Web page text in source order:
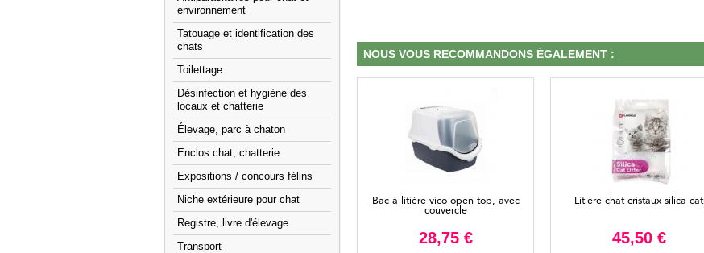
environnement
Tatouage et identification des
chats
Toilettage
Désinfection et hygiène des
locaux et chatterie
Élevage, parc à chaton
Enclos chat, chatterie
Expositions / concours félins
Niche extérieure pour chat
Registre, livre d'élevage
Transport
NOUS VOUS RECOMMANDONS ÉGALEMENT :
Bac à litière vico open top, avec
couvercle
28,75 €
Litière chat cristaux silica cat
45,50 €